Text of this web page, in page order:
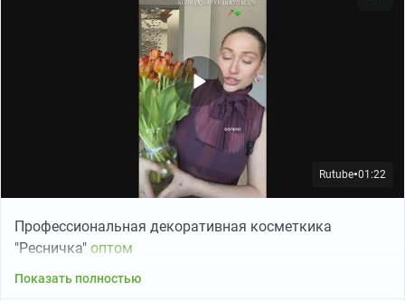
Rutube●01:22
Профессиональная декоративная косметкика
"Ресничка" оптом
Показать полностью